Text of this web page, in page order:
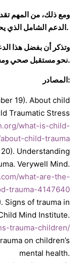
ومع ذلك، من المهم
الدعم الشامل الذي يحتاجه.
وتذكر أن بفضل هذا
نحو مستقبل صحي ومستقر.
المصادر:
19). About child
Traumatic Stress
what-is-child-
child-trauma
Understanding
Verywell Mind.
what-are-the-
trauma-4147640
Signs of trauma in
Mind Institute.
trauma-children/
on children’s
mental health.